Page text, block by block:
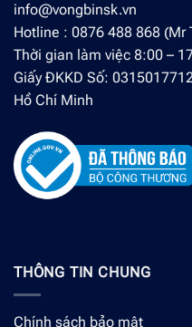
info@vongbinsk.vn
Hotline : 0876 488 868 (Mr
Thời gian làm việc 8:00 –
Giấy ĐKKD Số:
Hồ Chí Minh
THÔNG TIN CHUNG
Chính sách bảo mật